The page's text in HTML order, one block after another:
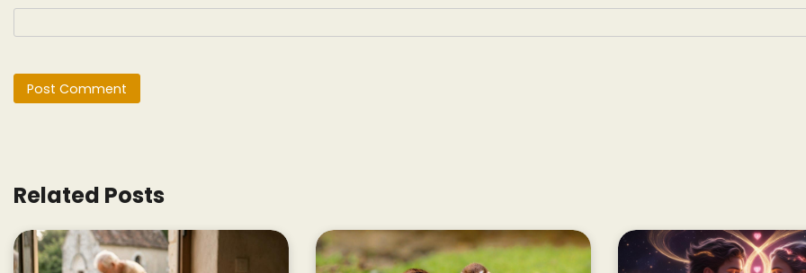
Related Posts